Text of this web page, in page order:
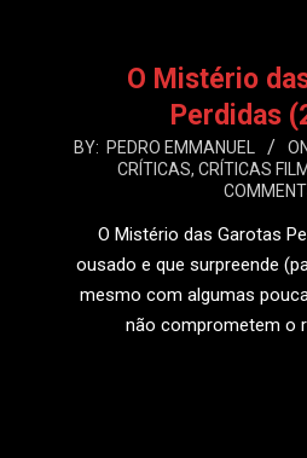
O Mistério
Perdidas
2022-
BY: PEDRO EMMANUEL
CRÍTICAS, CRÍTICAS
O Mistério das Garotas
ousado e que surpreende
mesmo com algumas
não comprometem o